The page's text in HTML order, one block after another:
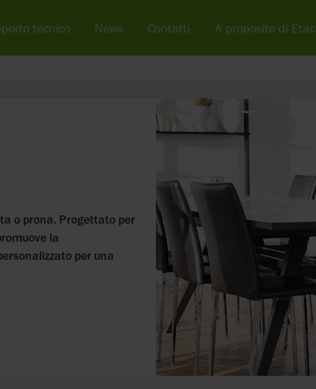
o prona. Progettato per
la
per una
tecnico News Contatti A proposito di Etac